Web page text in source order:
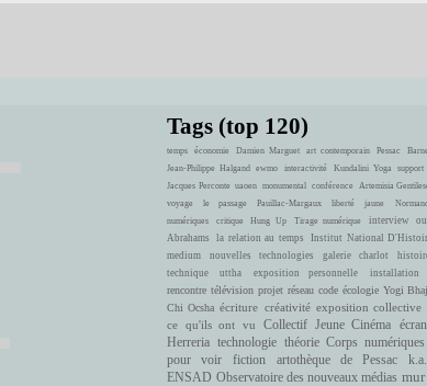
Tags (top 120)
temps économie Damien Marguet art contemporain Pessac
Jean-Philippe Halgand
ewmo interactivité Kundalini Yoga support
Jacques Perconte uaoen monumental conférence Artemisia
voyage
le passage Pauillac-Margaux liberté jaune
numériques
critique Hung Up Tirage numérique interview
Abrahams
la relation au temps
Institut National
medium
nouvelles technologies galerie charlot
technique
uttha exposition personnelle installation
rencontre télévision projet réseau code écologie Yogi
Chi Ocsha écriture créativité exposition collective
ce qu'ils ont vu
Collectif Jeune Cinéma écran
Herreria technologie théorie Corps numériques
pour voir fiction artothèque de Pessac
ENSAD Observatoire des nouveaux médias mur